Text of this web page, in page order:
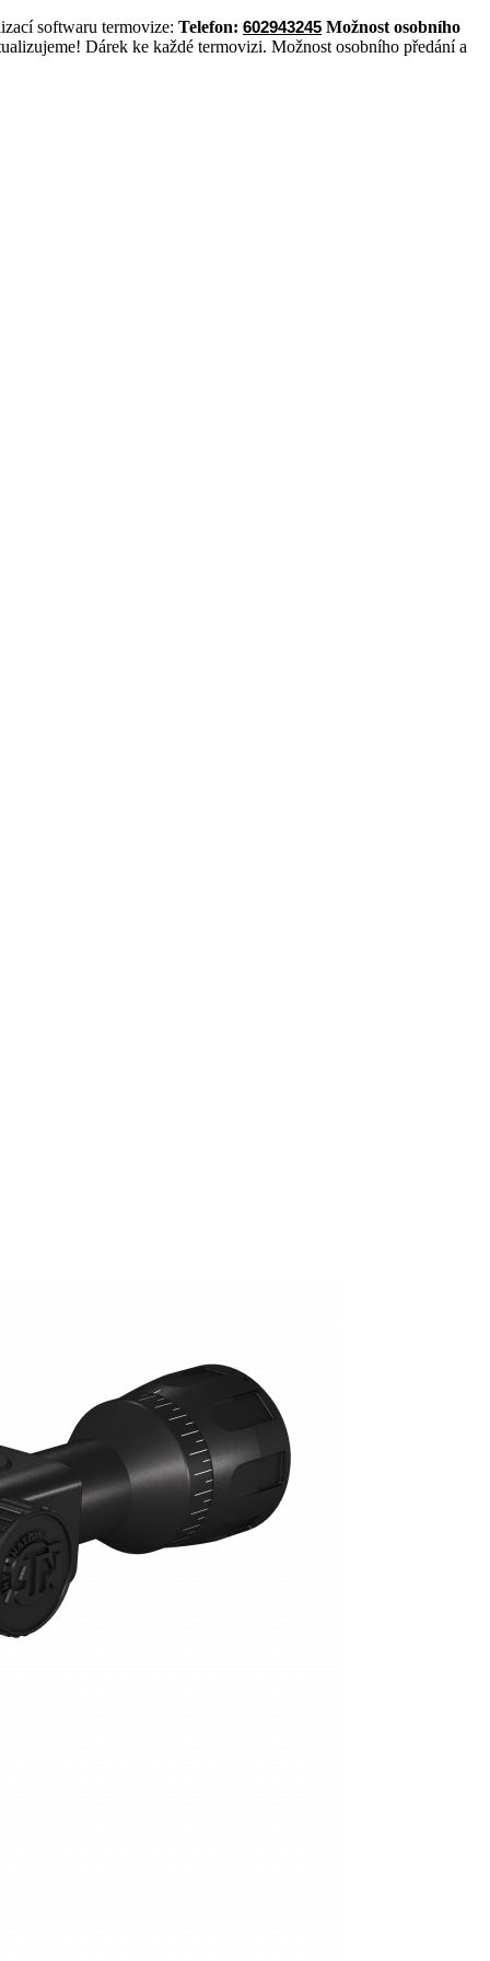
softwaru termovize: Telefon: 602943245 Možnost osobního
Dárek ke každé termovizi. Možnost osobního předání a